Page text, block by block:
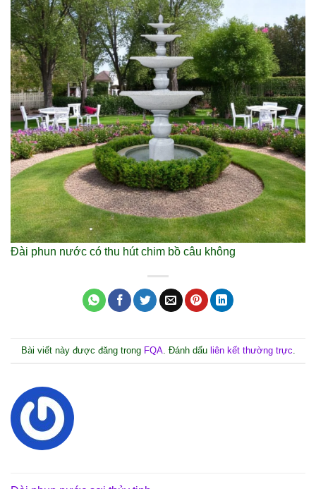
Đài phun nước có thu hút chim bồ câu không
Bài viết này được đăng trong FQA. Đánh dấu liên kết thường trực